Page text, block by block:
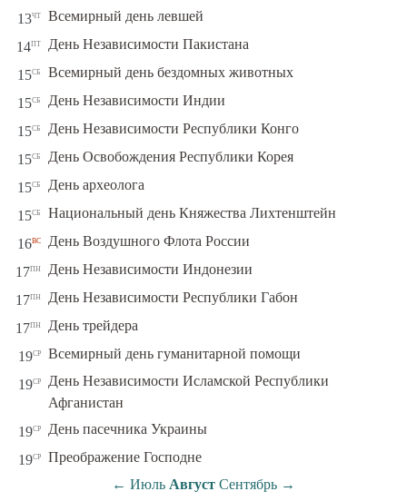
13чт Всемирный день левшей
14пт День Независимости Пакистана
15сб Всемирный день бездомных животных
15сб День Независимости Индии
15сб День Независимости Республики Конго
15сб День Освобождения Республики Корея
15сб День археолога
15сб Национальный день Княжества Лихтенштейн
16вс День Воздушного Флота России
17пн День Независимости Индонезии
17пн День Независимости Республики Габон
17пн День трейдера
19ср Всемирный день гуманитарной помощи
19ср
День Независимости Исламской Республики
Афганистан
19ср День пасечника Украины
19ср Преображение Господне
← Июль Август Сентябрь →